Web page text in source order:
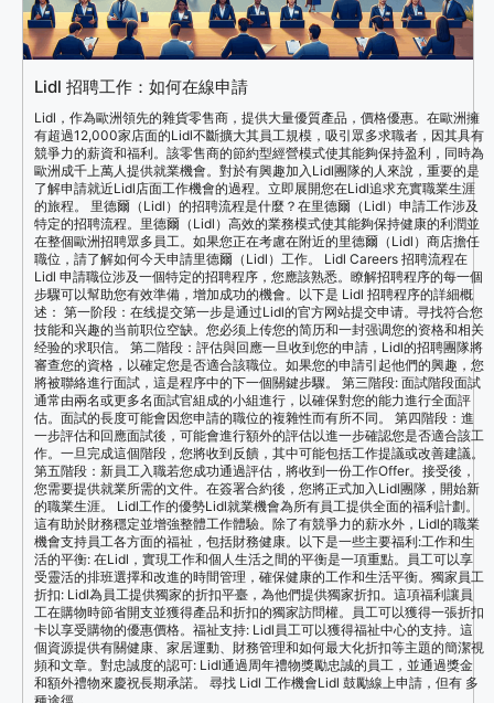
Lidl 招聘工作：如何在線申請
Lidl，作為歐洲領先的雜貨零售商，提供大量優質產品，價格優惠。在歐洲擁
有超過12,000家店面的Lidl不斷擴大其員工規模，吸引眾多求職者，因其具有
競爭力的薪資和福利。該零售商的節約型經營模式使其能夠保持盈利，同時為
歐洲成千上萬人提供就業機會。對於有興趣加入Lidl團隊的人來說，重要的是
了解申請就近Lidl店面工作機會的過程。立即展開您在Lidl追求充實職業生涯
的旅程。 里德爾（Lidl）的招聘流程是什麼？在里德爾（Lidl）申請工作涉及
特定的招聘流程。里德爾（Lidl）高效的業務模式使其能夠保持健康的利潤並
在整個歐洲招聘眾多員工。如果您正在考慮在附近的里德爾（Lidl）商店擔任
職位，請了解如何今天申請里德爾（Lidl）工作。 Lidl Careers 招聘流程在
Lidl 申請職位涉及一個特定的招聘程序，您應該熟悉。瞭解招聘程序的每一個
步驟可以幫助您有效準備，增加成功的機會。以下是 Lidl 招聘程序的詳細概
述： 第一阶段：在线提交第一步是通过Lidl的官方网站提交申请。寻找符合您
技能和兴趣的当前职位空缺。您必须上传您的简历和一封强调您的资格和相关
经验的求职信。 第二階段：評估與回應一旦收到您的申請，Lidl的招聘團隊將
審查您的資格，以確定您是否適合該職位。如果您的申請引起他們的興趣，您
將被聯絡進行面試，這是程序中的下一個關鍵步驟。 第三階段: 面試階段面試
通常由兩名或更多名面試官組成的小組進行，以確保對您的能力進行全面評
估。面試的長度可能會因您申請的職位的複雜性而有所不同。 第四階段：進
一步評估和回應面試後，可能會進行額外的評估以進一步確認您是否適合該工
作。一旦完成這個階段，您將收到反饋，其中可能包括工作提議或改善建議。
第五階段：新員工入職若您成功通過評估，將收到一份工作Offer。接受後，
您需要提供就業所需的文件。在簽署合約後，您將正式加入Lidl團隊，開始新
的職業生涯。 Lidl工作的優勢Lidl就業機會為所有員工提供全面的福利計劃。
這有助於財務穩定並增強整體工作體驗。除了有競爭力的薪水外，Lidl的職業
機會支持員工各方面的福祉，包括財務健康。以下是一些主要福利:工作和生
活的平衡: 在Lidl，實現工作和個人生活之間的平衡是一項重點。員工可以享
受靈活的排班選擇和改進的時間管理，確保健康的工作和生活平衡。獨家員工
折扣: Lidl為員工提供獨家的折扣平臺，為他們提供獨家折扣。這項福利讓員
工在購物時節省開支並獲得產品和折扣的獨家訪問權。員工可以獲得一張折扣
卡以享受購物的優惠價格。福祉支持: Lidl員工可以獲得福祉中心的支持。這
個資源提供有關健康、家居運動、財務管理和如何最大化折扣等主題的簡潔視
頻和文章。對忠誠度的認可: Lidl通過周年禮物獎勵忠誠的員工，並通過獎金
和額外禮物來慶祝長期承諾。 尋找 Lidl 工作機會Lidl 鼓勵線上申請，但有 多